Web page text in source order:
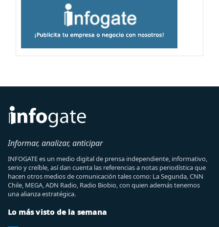
Informar, analizar, anticipar
INFOGATE es un medio digital de prensa independiente, informativo,
serio y creíble, así dan cuenta las referencias a notas periodística que
hacen otros medios de comunicación tales como: La Segunda, CNN
Chile, MEGA, ADN Radio, Radio Biobio, con quien además tenemos
una alianza estratégica.
Lo más visto de la semana